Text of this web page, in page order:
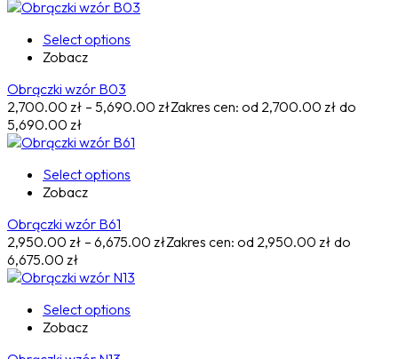
Select options
Zobacz
Obrączki wzór B03
2,700.00 zł – 5,690.00 złZakres cen: od 2,700.00 zł do
5,690.00 zł
Select options
Zobacz
Obrączki wzór B61
2,950.00 zł – 6,675.00 złZakres cen: od 2,950.00 zł do
6,675.00 zł
Select options
Zobacz